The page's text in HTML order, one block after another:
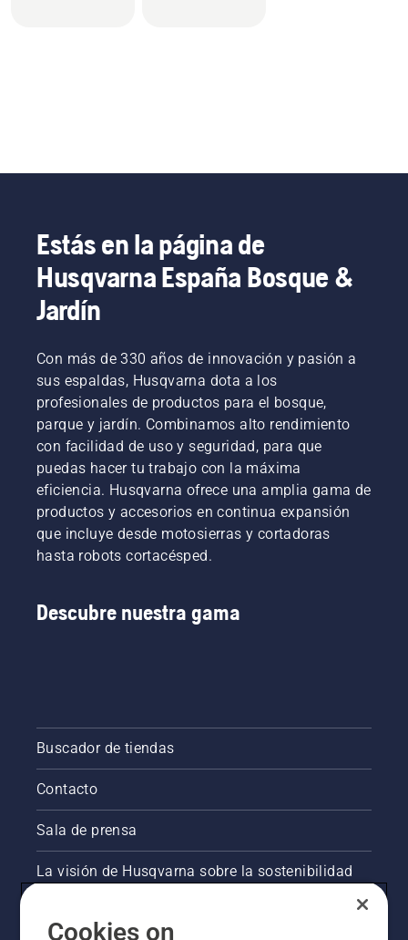
Estás en la página de
Husqvarna España Bosque &
Jardín
Con más de 330 años de innovación y pasión a
sus espaldas, Husqvarna dota a los
profesionales de productos para el bosque,
parque y jardín. Combinamos alto rendimiento
con facilidad de uso y seguridad, para que
puedas hacer tu trabajo con la máxima
eficiencia. Husqvarna ofrece una amplia gama de
productos y accesorios en continua expansión
que incluye desde motosierras y cortadoras
hasta robots cortacésped.
Descubre nuestra gama
Buscador de tiendas
Contacto
Sala de prensa
La visión de Husqvarna sobre la sostenibilidad
Cookies on